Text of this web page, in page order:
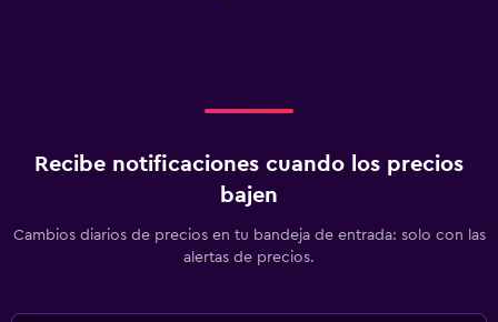
Recibe notificaciones cuando los precios
bajen
Cambios diarios de precios en tu bandeja de entrada: solo con las
alertas de precios.